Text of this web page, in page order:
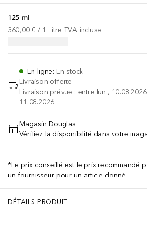
125 ml
360,00 € / 1 Litre TVA incluse
En ligne: En stock
Livraison offerte
Livraison prévue : entre lun.,
11.08.2026.
AJOUTER AU PANIER
Magasin Douglas
Vérifiez la disponibilité dans votre
*Le prix conseillé est le prix recommandé
un fournisseur pour un article donné
DÉTAILS PRODUIT